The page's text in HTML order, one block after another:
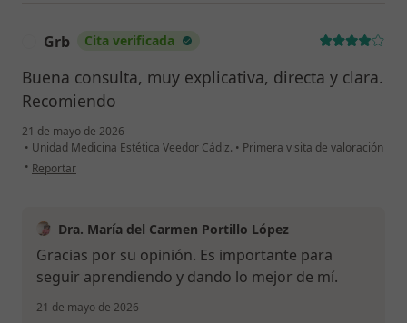
Grb Cita verificada
Buena consulta, muy explicativa, directa y clara.
Recomiendo
21 de mayo de 2026
• Unidad Medicina Estética Veedor Cádiz. • Primera visita de valoración
• en opinión del usuario Grb
Reportar
Dra. María del Carmen Portillo López
Gracias por su opinión. Es importante para
seguir aprendiendo y dando lo mejor de mí.
21 de mayo de 2026